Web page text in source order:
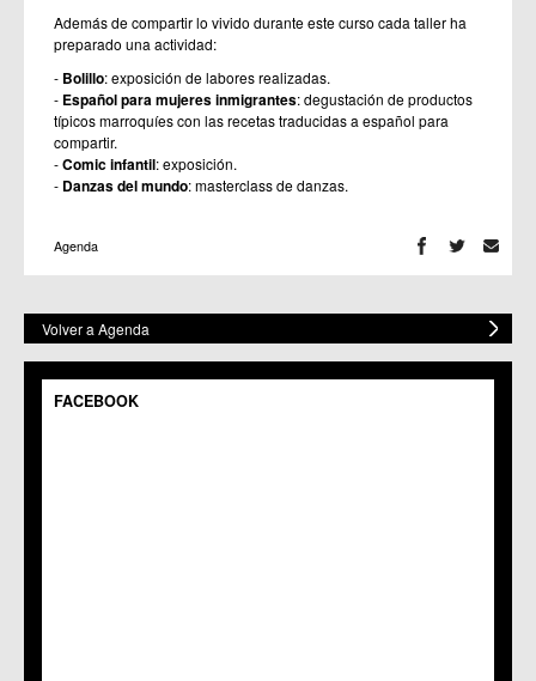
Además de compartir lo vivido durante este curso cada taller ha
preparado una actividad:
- Bolillo: exposición de labores realizadas.
- Español para mujeres inmigrantes: degustación de productos
típicos marroquíes con las recetas traducidas a español para
compartir.
-Comic infantil: exposición.
- Danzas del mundo: masterclass de danzas.
Agenda
Volver a Agenda
FACEBOOK